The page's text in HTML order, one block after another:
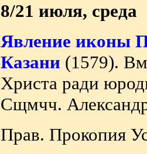
8/21 июля, среда
Явление иконы
Казани (1579).
Христа ради
Сщмчч.
Прав. Прокопия